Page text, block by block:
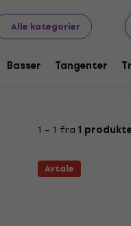
Alle kategorier
Basser Tangenter
og -vesker
mandolin
1 – 1 fra 1
Avtale